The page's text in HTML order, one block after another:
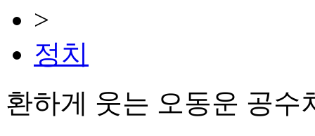
>
정치
환하게 웃는 오동운 공수